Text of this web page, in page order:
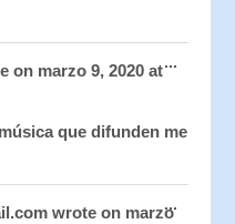
on marzo 9, 2020 at
que difunden me
...this
wrote on marzo
...this